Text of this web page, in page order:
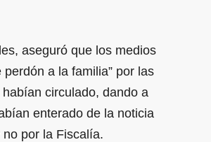
aseguró que los medios
perdón a la familia” por las
circulado, dando a
enterado de la noticia
por la Fiscalía.